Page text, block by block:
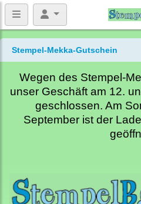
Stempel-Mekka-Gutschein
Wegen des Stempel-
unser Geschäft am 12.
geschlossen. Am
September ist der